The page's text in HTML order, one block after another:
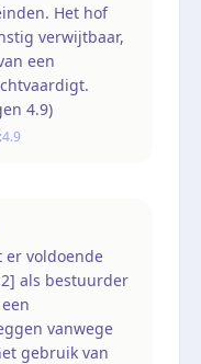
Het hof
verwijtbaar,
een
4.9)
4.9
er voldoende
als bestuurder
vanwege
gebruik van